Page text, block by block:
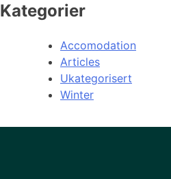
Kategorier
Accomodation
Articles
Ukategorisert
Winter